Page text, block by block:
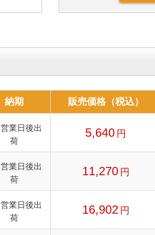
納期 販売価格（税込）
営業日後出
荷
5,640 円
営業日後出
荷
11,270 円
営業日後出
荷
16,902 円